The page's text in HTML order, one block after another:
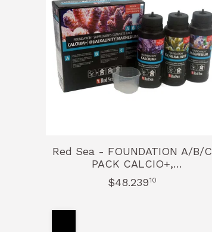
Red Sea - FOUNDATION A/B/C
PACK CALCIO+,
KH/ALCALINIDAD & MAGNESIO
- 250ml X 3 Liquido
$48.23910